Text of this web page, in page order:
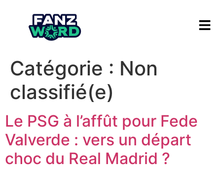
Catégorie : Non
classifié(e)
Le PSG à l’affût pour Fede
Valverde : vers un départ
choc du Real Madrid ?